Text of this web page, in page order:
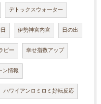
デトックスウォーター
伊勢神宮内宮 日の出
ピー 幸せ指数アップ
情報
ハワイアンロミロミ好転反応